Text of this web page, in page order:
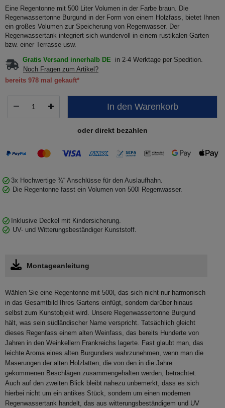
Eine Regentonne mit 500 Liter Volumen in der Farbe braun. Die
Regenwassertonne Burgund in der Form von einem Holzfass, bietet Ihnen
ein großes Volumen zur Speicherung von Regenwasser. Der
Regenwassertank integriert sich wundervoll in einem rustikalen Garten
bzw. einer Terrasse usw.
Gratis Versand innerhalb DE
in 2-4 Werktage per Spedition.
Noch Fragen zum Artikel?
bereits 978 mal gekauft*
In den Warenkorb
oder direkt bezahlen
3x Hochwertige ¾“ Anschlüsse für den Auslaufhahn.
Die Regentonne fasst ein Volumen von 500l Regenwasser.
Inklusive Deckel mit Kindersicherung.
UV- und Witterungsbeständiger Kunststoff.
Montageanleitung
Wählen Sie eine Regentonne mit 500l, das sich nicht nur harmonisch
in das Gesamtbild Ihres Gartens einfügt, sondern darüber hinaus
selbst zum Kunstobjekt wird. Unsere Regenwassertonne Burgund
hält, was sein südländischer Name verspricht. Tatsächlich gleicht
dieses Regenfass einem alten Weinfass, das bereits Hunderte von
Jahren in den Weinkellern Frankreichs lagerte. Fast glaubt man, das
leichte Aroma eines alten Burgunders wahrzunehmen, wenn man die
Maserungen der alten Holzlatten, die von den in die Jahre
gekommenen Beschlägen zusammengehalten werden, betrachtet.
Auch auf den zweiten Blick bleibt nahezu unbemerkt, dass es sich
hierbei nicht um ein antikes Stück, sondern um einen modernen
Regenwassertank handelt, das aus witterungsbeständigem und UV